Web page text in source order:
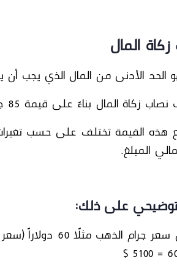
المال
الحد الأدنى من المال الذي يجب
نصاب زكاة المال بناءً على قيمة 85 جراماً من الذهب أو 595 جراماً من الفضة.
هذه القيمة تختلف على حسب
المبلغ.
على ذلك:
الذهب مثلًا 60 دولاراً (سعر تقريبي يتغير يومياً)، فإن